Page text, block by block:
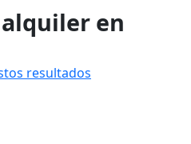
en
resultados